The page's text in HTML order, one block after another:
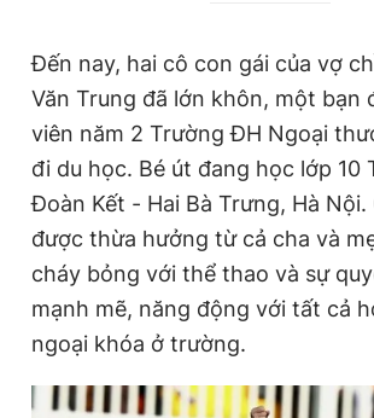
e
t
T
i
m
e
t
i
o
n
Đến nay, hai cô con gái của vợ
Văn Trung đã lớn khôn, một bạn
viên năm 2 Trường ĐH Ngoại
đi du học. Bé út đang học lớp 10
Đoàn Kết - Hai Bà Trưng, Hà Nội.
được thừa hưởng từ cả cha và
cháy bỏng với thể thao và sự
mạnh mẽ, năng động với tất cả
ngoại khóa ở trường.